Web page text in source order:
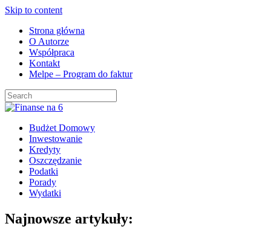
Skip to content
Strona główna
O Autorze
Współpraca
Kontakt
Melpe – Program do faktur
Budżet Domowy
Inwestowanie
Kredyty
Oszczędzanie
Podatki
Porady
Wydatki
Najnowsze artykuły: